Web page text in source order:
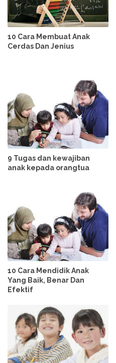
10 Cara Membuat Anak
Cerdas Dan Jenius
9 Tugas dan kewajiban
anak kepada orangtua
10 Cara Mendidik Anak
Yang Baik, Benar Dan
Efektif